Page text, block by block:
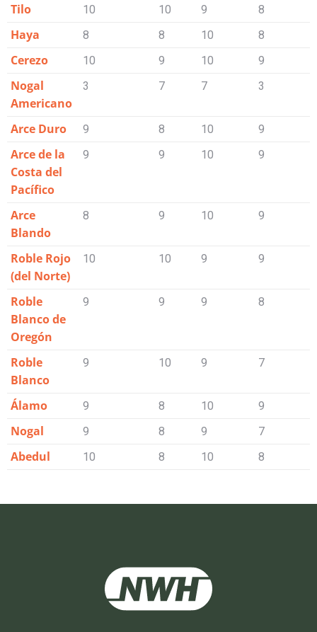
Tilo 10 10 9 8
Haya 8 8 10 8
Cerezo 10 9 10 9
Nogal
Americano
3 7 7 3
Arce Duro 9 8 10 9
Arce de la
Costa del
Pacífico
9 9 10 9
Arce
Blando
8 9 10 9
Roble Rojo
(del Norte)
10 10 9 9
Roble
Blanco de
Oregón
9 9 9 8
Roble
Blanco
9 10 9 7
Álamo 9 8 10 9
Nogal 9 8 9 7
Abedul 10 8 10 8